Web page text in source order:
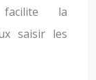
facilite la
saisir les